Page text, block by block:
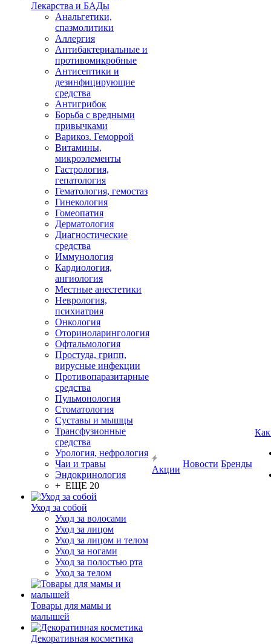
Лекарства и БАДы
Анальгетики,
спазмолитики
Аллергия
Антибактериальные и
противомикробные
Антисептики и
дезинфицирующие
средства
Антигрибок
Борьба с вредными
привычками
Варикоз. Геморрой
Витамины,
микроэлементы
Гастрология,
гепатология
Гематология, гемостаз
Гинекология
Гомеопатия
Дерматология
Диагностические
средства
Иммунология
Кардиология,
ангиология
Местные анестетики
Неврология,
психиатрия
Онкология
Оториноларингология
Офтальмология
Простуда, грипп,
вирусные инфекции
Противопаразитарные
средства
Пульмонология
Стоматология
Суставы и мышцы
Трансфузионные
средства
Урология, нефрология
Чаи и травы
Эндокринология
+ ЕЩЕ 20
Уход за собой
Уход за волосами
Уход за лицом
Уход за лицом и телом
Уход за ногами
Уход за полостью рта
Уход за телом
Товары для мамы и
малышей
Декоративная косметика
Акции
Новости Бренды